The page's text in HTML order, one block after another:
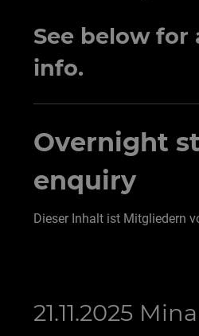
See below
info.
Overnight
enquiry
Dieser Inhalt ist Mitgliedern
21.11.2025 Mina